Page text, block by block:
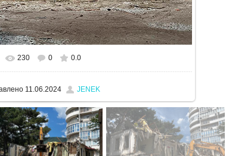
230 0 0.0
11.06.2024 JENEK